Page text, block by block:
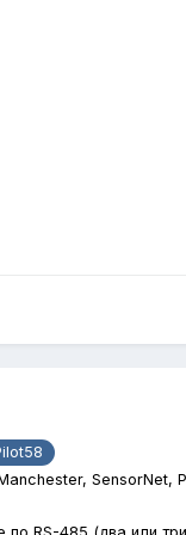
SensorNet,